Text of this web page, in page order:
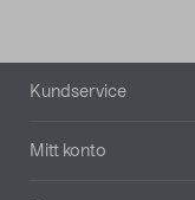
Sidfot
Kundservice
Mitt konto